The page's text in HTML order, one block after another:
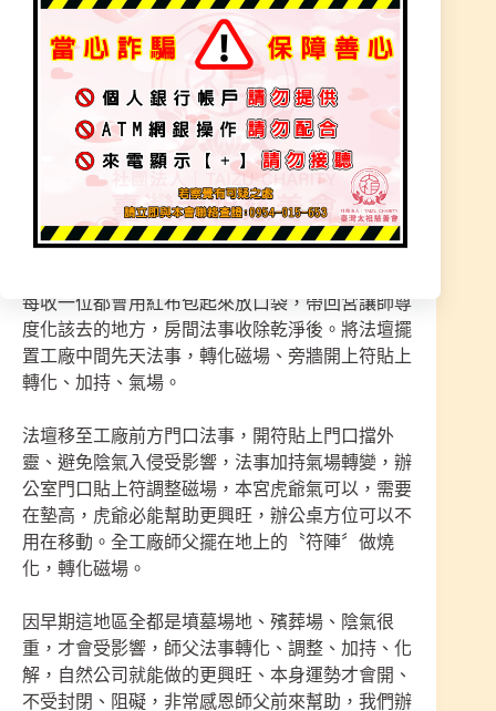
加入為 Google 偏好來源
因業績無法成長，工廠磁場不好影響公司營運，邀
請師父前來加持工廠。師父來到工廠先走至最後方
指示在這先擺壇。師兄們將物品、法器、毛筆、供
品，擺定位。師父開符先安置房間門口前擺〝符
陣〞。拿著法器進入房間內收除聚集的外靈，共收
除16位外靈。
每收一位都會用紅布包起來放口袋，帶回宮讓師尊
度化該去的地方，房間法事收除乾淨後。將法壇擺
置工廠中間先天法事，轉化磁場、旁牆開上符貼上
轉化、加持、氣場。
法壇移至工廠前方門口法事，開符貼上門口擋外
靈、避免陰氣入侵受影響，法事加持氣場轉變，辦
公室門口貼上符調整磁場，本宮虎爺氣可以，需要
在墊高，虎爺必能幫助更興旺，辦公桌方位可以不
用在移動。全工廠師父擺在地上的〝符陣〞做燒
化，轉化磁場。
因早期這地區全都是墳墓場地、殯葬場、陰氣很
重，才會受影響，師父法事轉化、調整、加持、化
解，自然公司就能做的更興旺、本身運勢才會開、
不受封閉、阻礙，非常感恩師父前來幫助，我們辦